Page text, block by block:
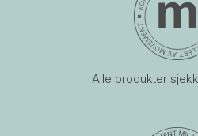
Alle produkter